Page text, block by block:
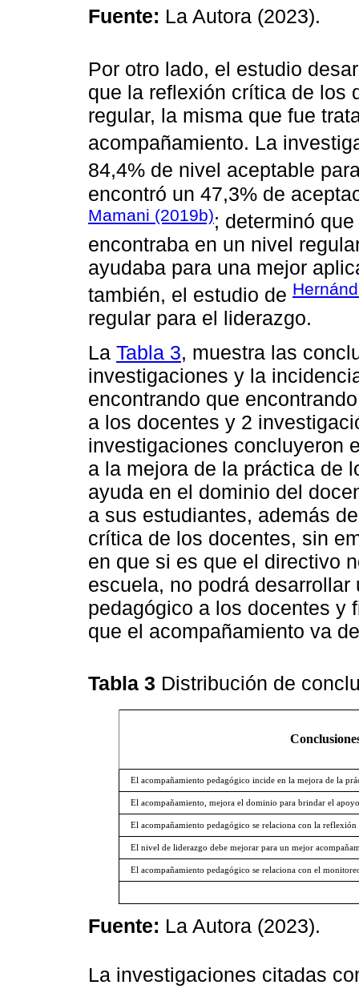
Fuente: La Autora (2023).
Por otro lado, el estudio
que la reflexión crítica de los
regular, la misma que fue
acompañamiento. La
84,4% de nivel aceptable
encontró un 47,3% de
Mamani (2019b); determinó
encontraba en un nivel
ayudaba para una mejor
también, el estudio de
regular para el liderazgo.
La Tabla 3, muestra las
investigaciones y la
encontrando que
a los docentes y 2
investigaciones concluyeron
a la mejora de la práctica de
ayuda en el dominio del
a sus estudiantes, además
crítica de los docentes, sin
en que si es que el directivo
escuela, no podrá
pedagógico a los docentes y
que el acompañamiento va
Tabla 3 Distribución de
El acompañamiento pedagógico incide en la mejora de la
El acompañamiento, mejora el dominio para brindar el
El acompañamiento pedagógico se relaciona con la reflexión
El nivel de liderazgo debe mejorar para un mejor
El acompañamiento pedagógico se relaciona con el
Fuente: La Autora (2023).
La investigaciones citadas